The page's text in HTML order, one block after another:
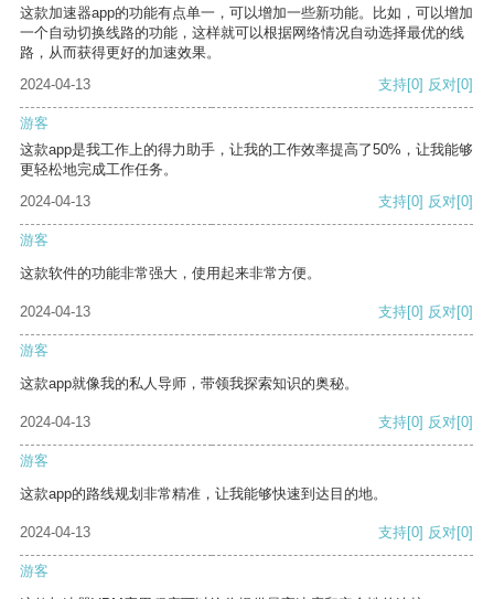
这款加速器app的功能有点单一，可以增加一些新功能。比如，可以增加
一个自动切换线路的功能，这样就可以根据网络情况自动选择最优的线
路，从而获得更好的加速效果。
2024-04-13
支持[0] 反对[0]
游客
这款app是我工作上的得力助手，让我的工作效率提高了50%，让我能够
更轻松地完成工作任务。
2024-04-13
支持[0] 反对[0]
游客
这款软件的功能非常强大，使用起来非常方便。
2024-04-13 支持[0] 反对[0]
游客
这款app就像我的私人导师，带领我探索知识的奥秘。
2024-04-13 支持[0] 反对[0]
游客
这款app的路线规划非常精准，让我能够快速到达目的地。
2024-04-13 支持[0] 反对[0]
游客